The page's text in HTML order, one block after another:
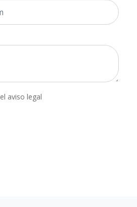
el aviso legal